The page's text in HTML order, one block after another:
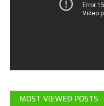
MOST VIEWED POSTS